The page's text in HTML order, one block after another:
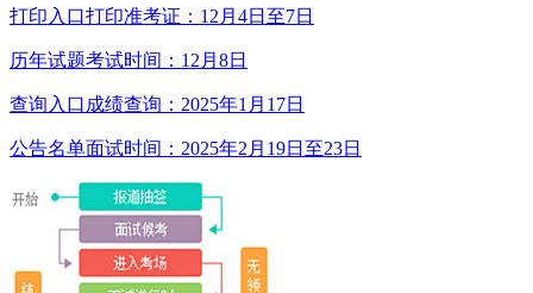
打印入口打印准考证：12月4日至7日
历年试题考试时间：12月8日
查询入口 成绩查询：2025年1月17日
公告名单面试时间：2025年2月19日至23日